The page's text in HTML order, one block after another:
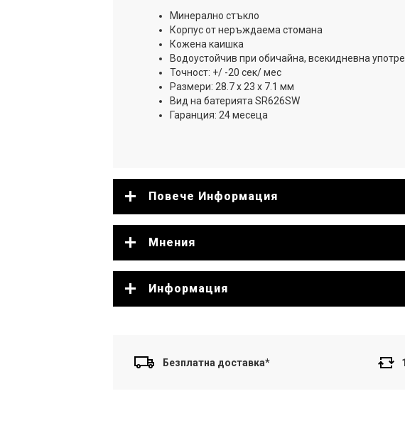
Минерално стъкло
Корпус от неръждаема стомана
Кожена каишка
Водоустойчив при обичайна, всекидневна
Точност: +/ -20 сек/ мес
Размери: 28.7 x 23 x 7.1 мм
Вид на батерията SR626SW
Гаранция: 24 месеца
Повече Информация
Мнения
Информация
Безплатна доставка*